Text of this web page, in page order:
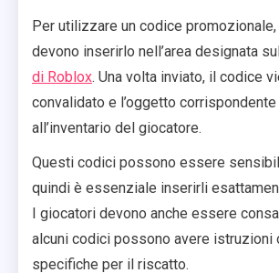
Per utilizzare un codice
devono inserirlo nell’area designata
di Roblox. Una volta inviato, il codice
convalidato e l’oggetto
all’inventario del giocatore.
Questi codici possono essere
quindi è essenziale inserirli
I giocatori devono anche essere
alcuni codici possono avere istruzioni
specifiche per il riscatto.